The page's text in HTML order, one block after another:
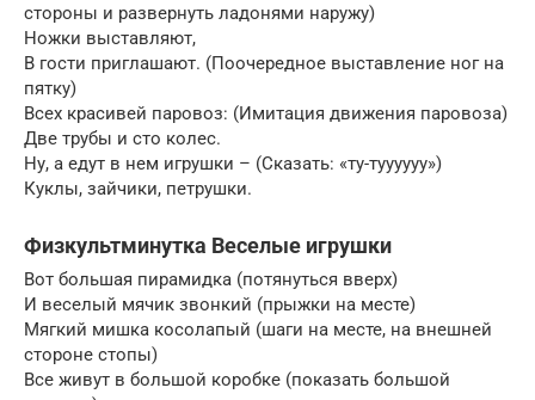
стороны и развернуть ладонями наружу)
Ножки выставляют,
В гости приглашают. (Поочередное выставление ног на
пятку)
Всех красивей паровоз: (Имитация движения паровоза)
Две трубы и сто колес.
Ну, а едут в нем игрушки – (Сказать: «ту-туууууу»)
Куклы, зайчики, петрушки.
Физкультминутка Веселые игрушки
Вот большая пирамидка (потянуться вверх)
И веселый мячик звонкий (прыжки на месте)
Мягкий мишка косолапый (шаги на месте, на внешней
стороне стопы)
Все живут в большой коробке (показать большой